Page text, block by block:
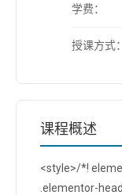
学费：
授课方式：
课程概述
<style>/*!
.elementor-